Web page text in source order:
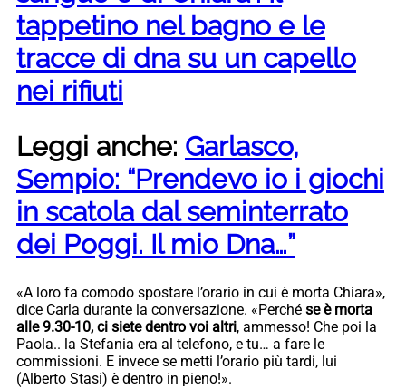
tappetino nel bagno e le
tracce di dna su un capello
nei rifiuti
Leggi anche: Garlasco,
Sempio: “Prendevo io i giochi
in scatola dal seminterrato
dei Poggi. Il mio Dna…”
«A loro fa comodo spostare l’orario in cui è morta Chiara»,
dice Carla durante la conversazione. «Perché se è morta
alle 9.30-10, ci siete dentro voi altri, ammesso! Che poi la
Paola.. la Stefania era al telefono, e tu… a fare le
commissioni. E invece se metti l’orario più tardi, lui
(Alberto Stasi) è dentro in pieno!».